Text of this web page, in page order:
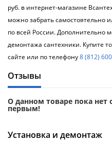
руб. в интернет-магазине
можно забрать самостоятельно
по всей России. Дополнительно
демонтажа сантехники. Купите
сайте или по телефону8 (812)
Отзывы
О данном товаре пока нет
первым!
Установка и демонтаж